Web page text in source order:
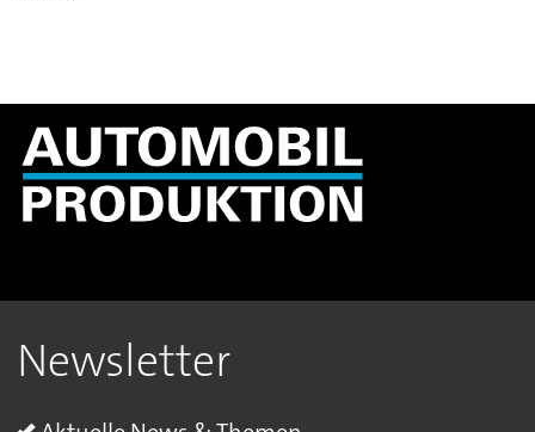
Newsletter